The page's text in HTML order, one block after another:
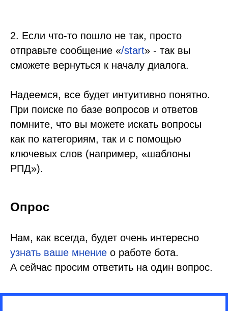
2. Если что-то пошло не так, просто
отправьте сообщение «/start» - так вы
сможете вернуться к началу диалога.
Надеемся, все будет интуитивно понятно.
При поиске по базе вопросов и ответов
помните, что вы можете искать вопросы
как по категориям, так и с помощью
ключевых слов (например, «шаблоны
РПД»).
Опрос
Нам, как всегда, будет очень интересно
узнать ваше мнение о работе бота.
А сейчас просим ответить на один вопрос.